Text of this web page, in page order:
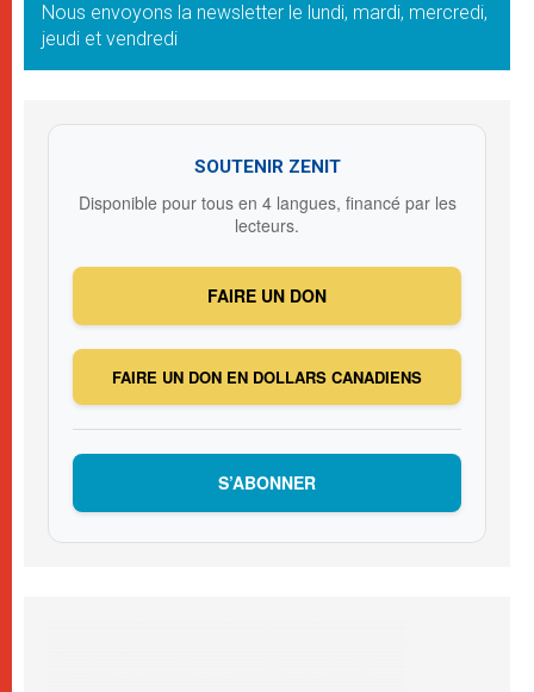
Nous envoyons la newsletter le lundi, mardi, mercredi,
jeudi et vendredi
SOUTENIR ZENIT
Disponible pour tous en 4 langues, financé par les
lecteurs.
FAIRE UN DON
FAIRE UN DON EN DOLLARS CANADIENS
S’ABONNER